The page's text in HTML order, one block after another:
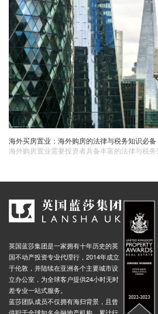
海外买房置业：海外购房的法律与税务知识必备
英国蓝莎集团是一家拥有十年历史的英
国不动产投资专业代理行，2014年成立
于伦敦，并陆续在亚洲各个主要城市设
立办公室，为全球客户提供24小时无时
差专业一站式服务。
蓝莎团队成员不仅拥有海归背景，且曾
供职于全球知名金融地产机构，累计行